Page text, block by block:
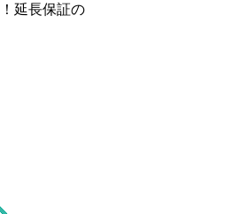
延長保証の